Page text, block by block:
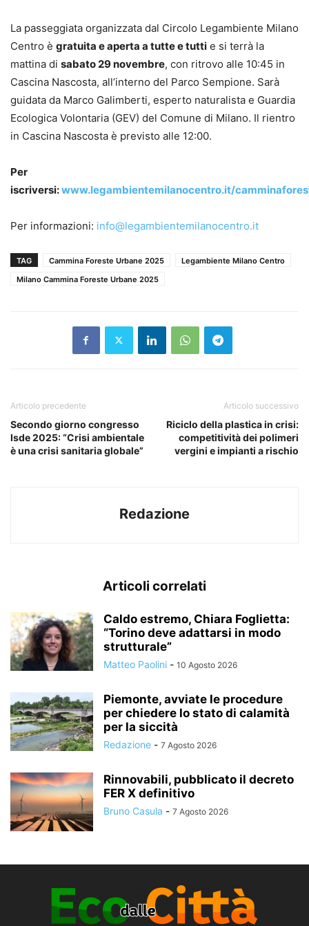
La passeggiata organizzata dal Circolo Legambiente Milano
Centro è gratuita e aperta a tutte e tutti e si terrà la
mattina di sabato 29 novembre, con ritrovo alle 10:45 in
Cascina Nascosta, all’interno del Parco Sempione. Sarà
guidata da Marco Galimberti, esperto naturalista e Guardia
Ecologica Volontaria (GEV) del Comune di Milano. Il rientro
in Cascina Nascosta è previsto alle 12:00.
Per
iscriversi:www.legambientemilanocentro.it/
Per informazioni: info@legambientemilanocentro.it
TAG Cammina Foreste Urbane 2025
Legambiente Milano Centro
Milano Cammina Foreste Urbane 2025
Articolo precedente
Secondo giorno congresso
Isde 2025: “Crisi ambientale
è una crisi sanitaria globale”
Articolo successivo
Riciclo della plastica in crisi:
competitività dei polimeri
vergini e impianti a rischio
Redazione
Articoli correlati
Caldo estremo, Chiara Foglietta:
“Torino deve adattarsi in modo
strutturale”
Matteo Paolini - 10 Agosto 2026
Piemonte, avviate le procedure
per chiedere lo stato di calamità
per la siccità
Redazione - 7 Agosto 2026
Rinnovabili, pubblicato il decreto
FER X definitivo
Bruno Casula - 7 Agosto 2026